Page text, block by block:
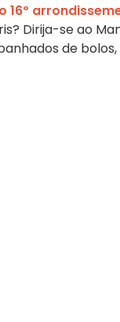
16º
Dirija-se ao
de bolos,